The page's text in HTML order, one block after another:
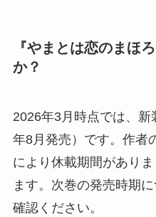
『やまとは恋のまほ
か？
2026年3月時点では、
年8月発売）です。作者
により休載期間があり
ます。次巻の発売時期
確認ください。